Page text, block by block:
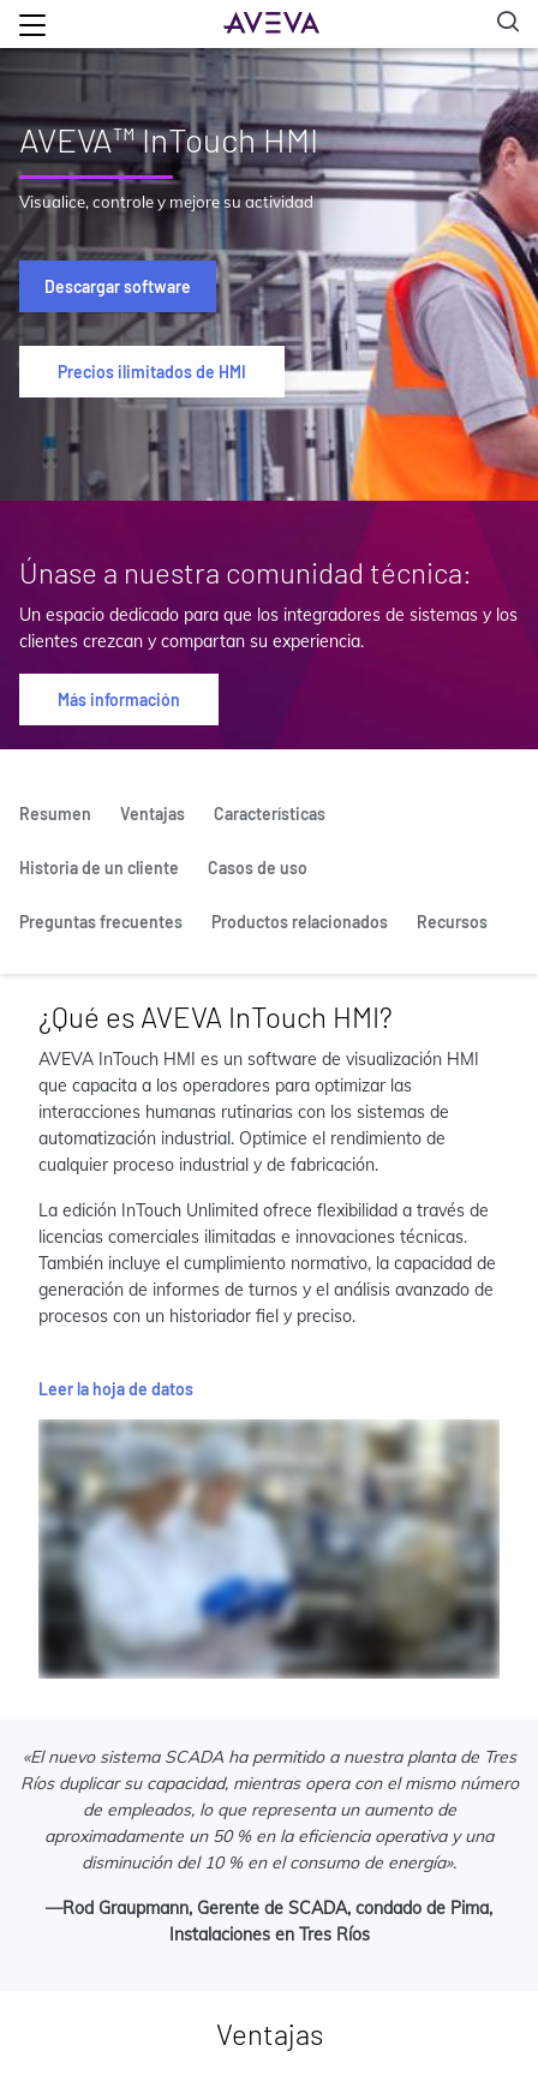
AVEVA™ InTouch HMI
Visualice, controle y mejore su actividad
Descargar software
Precios ilimitados de HMI
Únase a nuestra comunidad técnica:
Un espacio dedicado para que los integradores de sistemas y los
clientes crezcan y compartan su experiencia.
Más información
Resumen Ventajas Características
Historia de un cliente Casos de uso
Preguntas frecuentes Productos relacionados Recursos
¿Qué es AVEVA InTouch HMI?
AVEVA InTouch HMI es un software de visualización HMI
que capacita a los operadores para optimizar las
interacciones humanas rutinarias con los sistemas de
automatización industrial. Optimice el rendimiento de
cualquier proceso industrial y de fabricación.
La edición InTouch Unlimited ofrece flexibilidad a través de
licencias comerciales ilimitadas e innovaciones técnicas.
También incluye el cumplimiento normativo, la capacidad de
generación de informes de turnos y el análisis avanzado de
procesos con un historiador fiel y preciso.
Leer la hoja de datos
«El nuevo sistema SCADA ha permitido a nuestra planta de Tres
Ríos duplicar su capacidad, mientras opera con el mismo número
de empleados, lo que representa un aumento de
aproximadamente un 50 % en la eficiencia operativa y una
disminución del 10 %en el consumo de energía».
—Rod Graupmann, Gerente de SCADA, condado de Pima,
Instalaciones en Tres Ríos
Ventajas